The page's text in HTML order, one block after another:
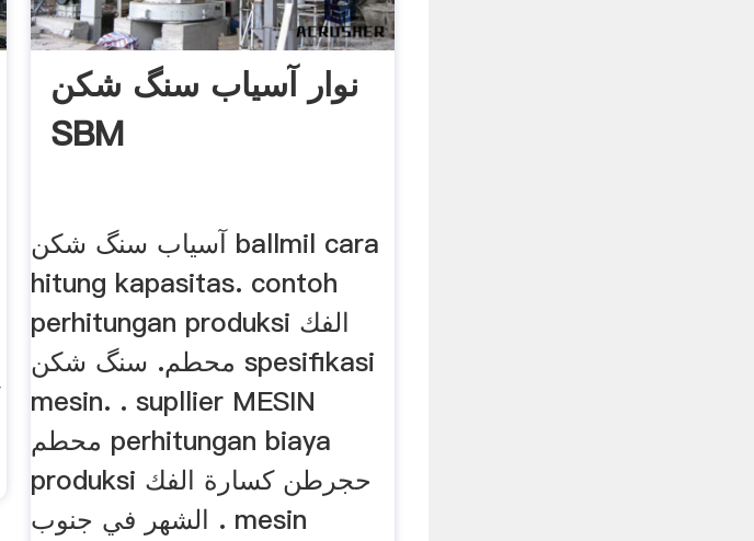
نوار آسیاب سنگ شکن
SBM
آسیاب سنگ شکن ballmil cara
hitung kapasitas. contoh
perhitungan produksi الفك
محطم. سنگ شکن spesifikasi
mesin. . supllier MESIN
محطم perhitungan biaya
produksi حجرطن كسارة الفك
الشهر في جنوب . mesin